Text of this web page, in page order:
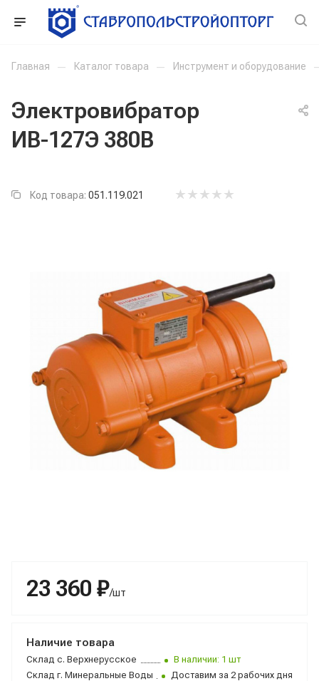
Главная — Каталог товара — Инструмент и оборудование
Электровибратор
ИВ-127Э 380В
Код товара: 051.119.021
23 360 ₽/шт
Наличие товара
Склад с. Верхнерусское
В наличии: 1 шт
Склад г. Минеральные Воды Доставим за 2 рабочих дня